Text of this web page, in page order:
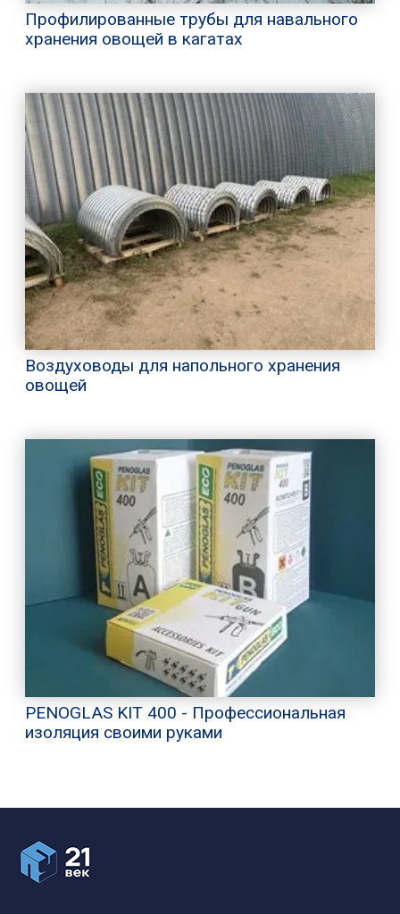
Профилированные трубы для навального
хранения овощей в кагатах
Воздуховоды для напольного хранения
овощей
PENOGLAS KIT 400 - Профессиональная
изоляция своими руками